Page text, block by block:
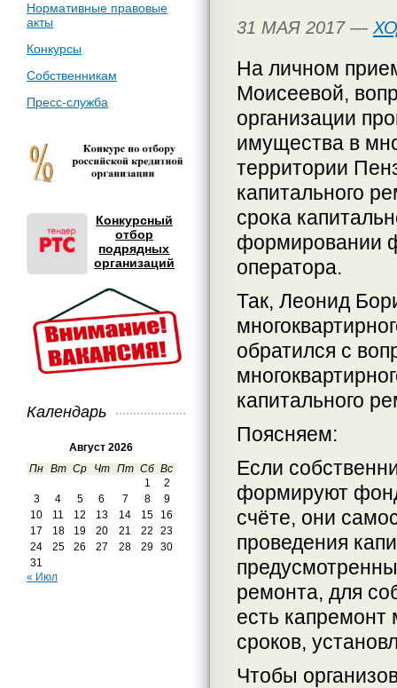
Нормативные правовые
акты
Конкурсы
Собственникам
Пресс-служба
Конкурсный
отбор
подрядных
организаций
Календарь
Август 2026
Пн Вт Ср Чт Пт Сб Вс
1
2
3
4 5 6 7 8
9
10
11 12 13 14 15
16
17
18 19 20 21 22
23
24
25 26 27 28 29
30
31
« Июл
31 МАЯ 2017 —
На личном
Моисеевой,
организации
имущества в
территории
капитального
срока
формировании
оператора.
Так, Леонид
обратился с
капитального
Поясняем:
Если
формируют
счёте, они
проведения
ремонта, для
есть
сроков,
Чтобы